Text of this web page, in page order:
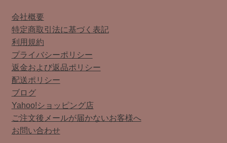
会社概要
特定商取引法に基づく表記
利用規約
プライバシーポリシー
返金および返品ポリシー
配送ポリシー
ブログ
Yahoo!ショッピング店
ご注文後メールが届かないお客様へ
お問い合わせ